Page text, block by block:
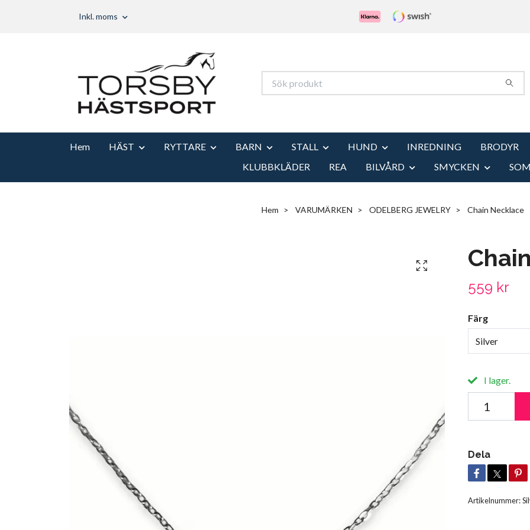
Inkl. moms
Hem HÄST RYTTARE BARN STALL HUND INREDNING BRODYR
KLUBBKLÄDER
REA BILVÅRD SMYCKEN
Hem VARUMÄRKEN ODELBERG JEWELRY Chain Necklace
559 kr
Färg
Silver
I lager.
Dela
Artikelnummer: